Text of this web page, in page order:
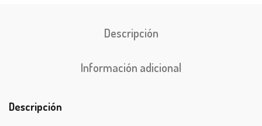
Descripción
Información adicional
Descripción